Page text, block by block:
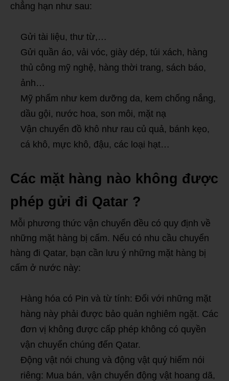
chẳng hạn như sau:
Gửi tài liệu, thư từ,…
Gửi quần áo, vải vóc, giày dép, túi xách, hàng
thủ công mỹ nghệ, hàng thời trang, sách báo,
ảnh…
Mỹ phẩm như kem dưỡng da, kem chống nắng,
dầu gội, nước hoa, son môi, mặt nạ
Vận chuyển đồ khô như rau củ quả, bánh kẹo,
cá khô, mực khô, đậu, các loại hạt…
Các mặt hàng nào không được
phép gửi đi Qatar ?
Mỗi phương thức vận chuyển đều có quy định về
những mặt hàng bị cấm. Nếu có nhu cầu chuyển
hàng đi Qatar, bạn cần lưu ý những mặt hàng bị
cấm ở nước này:
Hàng hóa có Pin và từ tính: Đối với những mặt
hàng này phải được bảo quản nghiêm ngặt. Các
đơn vị không được cấp phép không có quyền
vận chuyển chúng đến Qatar.
Động vật nói chung và động vật quý hiếm nói
riêng: Mua bán, vận chuyển động vật hoang dã,